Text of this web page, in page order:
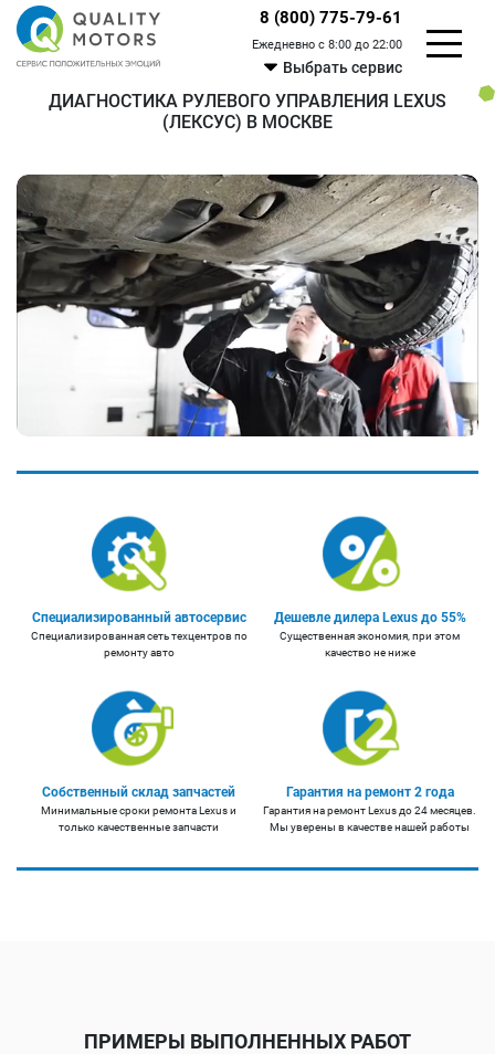
8 (800) 775-79-61
Ежедневно с 8:00 до 22:00
Выбрать сервис
ДИАГНОСТИКА РУЛЕВОГО УПРАВЛЕНИЯ LEXUS
(ЛЕКСУС) В МОСКВЕ
Специализированный автосервис
Специализированная сеть техцентров по
ремонту авто
Дешевле дилера Lexus до 55%
Существенная экономия, при этом
качество не ниже
Собственный склад запчастей
Минимальные сроки ремонта Lexus и
только качественные запчасти
Гарантия на ремонт 2 года
Гарантия на ремонт Lexus до 24 месяцев.
Мы уверены в качестве нашей работы
ПРИМЕРЫ ВЫПОЛНЕННЫХ РАБОТ